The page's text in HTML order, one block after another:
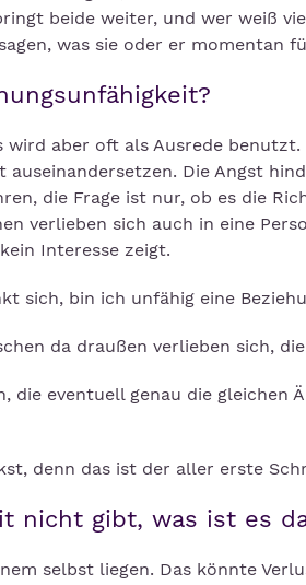
beide weiter, und wer weiß
was sie oder er momentan
wird aber oft als Ausrede
Die Angst
die Frage ist nur, ob es die
verlieben sich auch in eine
Interesse zeigt.
sich, bin ich unfähig eine
da draußen verlieben sich,
die eventuell genau die gleichen
denn das ist der aller erste
nicht gibt, was ist es
selbst liegen. Das könnte